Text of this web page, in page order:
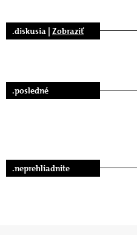
.diskusia | Zobraziť
.posledné
.neprehliadnite